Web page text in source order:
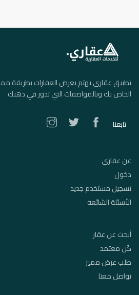
تطبيق عقاري يهتم بعرض العقارات بطريقة
الخاص بك وبالمواصفات التي تدور في ذهنك
تابعنا
عن عقاري
دخول
تسجيل مستخدم جديد
الأسئلة الشائعة
أبحث عن عقار
كُن معتمد
طلب عرض مميز
تواصل معنا